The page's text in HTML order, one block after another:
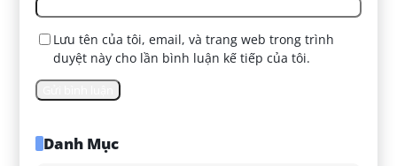
Lưu tên của tôi, email, và trang web trong trình
duyệt này cho lần bình luận kế tiếp của tôi.
Danh Mục